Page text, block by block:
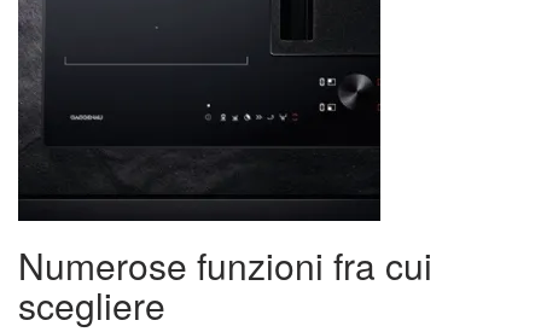
Numerose funzioni fra cui
scegliere